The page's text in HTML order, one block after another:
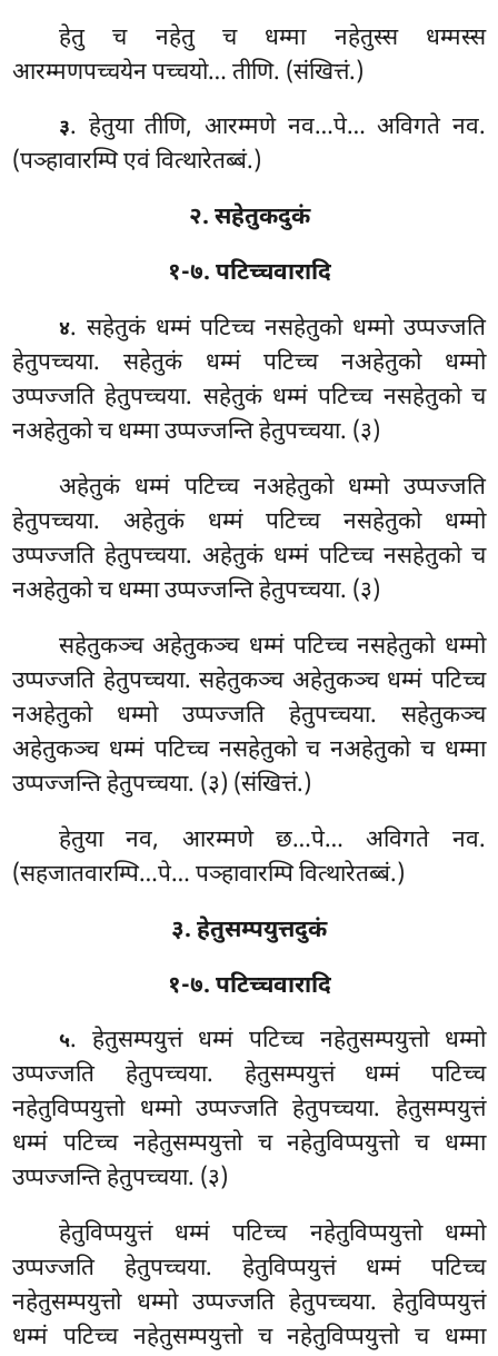
हेतु च नहेतु च धम्मा नहेतुस्स धम्मस्स
आरम्मणपच्चयेन पच्चयो… तीणि. (संखित्तं.)
३. हेतुया तीणि, आरम्मणे नव…पे… अविगते नव.
(पञ्हावारम्पि एवं वित्थारेतब्बं.)
२. सहेतुकदुकं
१-७. पटिच्चवारादि
४. सहेतुकं धम्मं पटिच्च नसहेतुको धम्मो उप्पज्जति
हेतुपच्चया. सहेतुकं धम्मं पटिच्च नअहेतुको धम्मो
उप्पज्जति हेतुपच्चया. सहेतुकं धम्मं पटिच्च नसहेतुको च
नअहेतुको च धम्मा उप्पज्जन्ति हेतुपच्चया. (३)
अहेतुकं धम्मं पटिच्च नअहेतुको धम्मो उप्पज्जति
हेतुपच्चया. अहेतुकं धम्मं पटिच्च नसहेतुको धम्मो
उप्पज्जति हेतुपच्चया. अहेतुकं धम्मं पटिच्च नसहेतुको च
नअहेतुको च धम्मा उप्पज्जन्ति हेतुपच्चया. (३)
सहेतुकञ्च अहेतुकञ्च धम्मं पटिच्च नसहेतुको धम्मो
उप्पज्जति हेतुपच्चया. सहेतुकञ्च अहेतुकञ्च धम्मं पटिच्च
नअहेतुको धम्मो उप्पज्जति हेतुपच्चया. सहेतुकञ्च
अहेतुकञ्च धम्मं पटिच्च नसहेतुको च नअहेतुको च धम्मा
उप्पज्जन्ति हेतुपच्चया. (३) (संखित्तं.)
हेतुया नव, आरम्मणे छ…पे… अविगते नव.
(सहजातवारम्पि…पे… पञ्हावारम्पि वित्थारेतब्बं.)
३. हेतुसम्पयुत्तदुकं
१-७. पटिच्चवारादि
५. हेतुसम्पयुत्तं धम्मं पटिच्च नहेतुसम्पयुत्तो धम्मो
उप्पज्जति हेतुपच्चया. हेतुसम्पयुत्तं धम्मं पटिच्च
नहेतुविप्पयुत्तो धम्मो उप्पज्जति हेतुपच्चया. हेतुसम्पयुत्तं
धम्मं पटिच्च नहेतुसम्पयुत्तो च नहेतुविप्पयुत्तो च धम्मा
उप्पज्जन्ति हेतुपच्चया. (३)
हेतुविप्पयुत्तं धम्मं पटिच्च नहेतुविप्पयुत्तो धम्मो
उप्पज्जति हेतुपच्चया. हेतुविप्पयुत्तं धम्मं पटिच्च
नहेतुसम्पयुत्तो धम्मो उप्पज्जति हेतुपच्चया. हेतुविप्पयुत्तं
धम्मं पटिच्च नहेतुसम्पयुत्तो च नहेतुविप्पयुत्तो च धम्मा